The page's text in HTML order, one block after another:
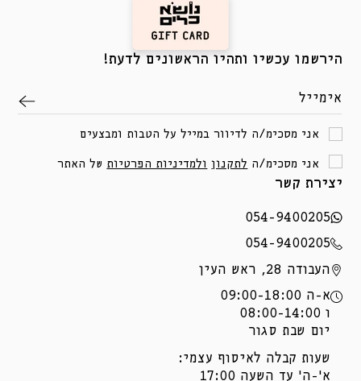
יצירת קשר
054-9400205
054-9400205
העבודה 28, ראש העין
א-ה 09:00-18:00
ו 08:00-14:00
יום שבת סגור
שעות קבלה לאיסוף עצמי:
א'-ה' עד השעה 17:00
הירשמו עכשיו ותהיו הראשונים לדעת!
אימייל
אני מסכימ/ה לדיוור במייל על הטבות ומבצעים
אני מסכימ/ה לתקנון ולמדיניות הפרטיות של האתר